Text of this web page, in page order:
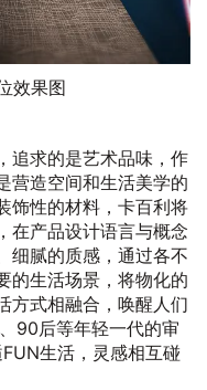
效果图
追求的是艺术品味，作
营造空间和生活美学的
饰性的材料，卡百利将
在产品设计语言与概念
细腻的质感，通过各不
的生活场景，将物化的
方式相融合，唤醒人们
90后等年轻一代的审
FUN生活，灵感相互碰